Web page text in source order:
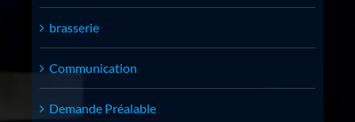
brasserie
Communication
Demande Préalable